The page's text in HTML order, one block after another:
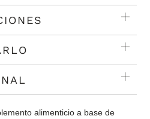
alimenticio a base de